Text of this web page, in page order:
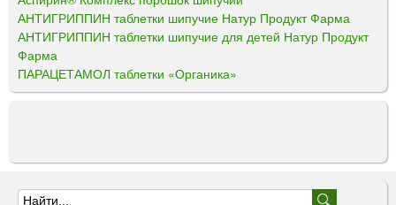
АНТИГРИППИН таблетки шипучие Натур Продукт Фарма
АНТИГРИППИН таблетки шипучие для детей Натур Продукт
Фарма
ПАРАЦЕТАМОЛ таблетки «Органика»